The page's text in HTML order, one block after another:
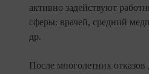
активно задействуют
сферы: врачей, средний
др.
После многолетних отказов